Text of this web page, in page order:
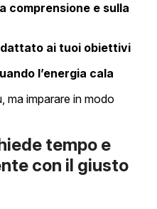
comprensione e sulla
ai tuoi obiettivi
l’energia cala
ma imparare in modo
tempo e
con il giusto